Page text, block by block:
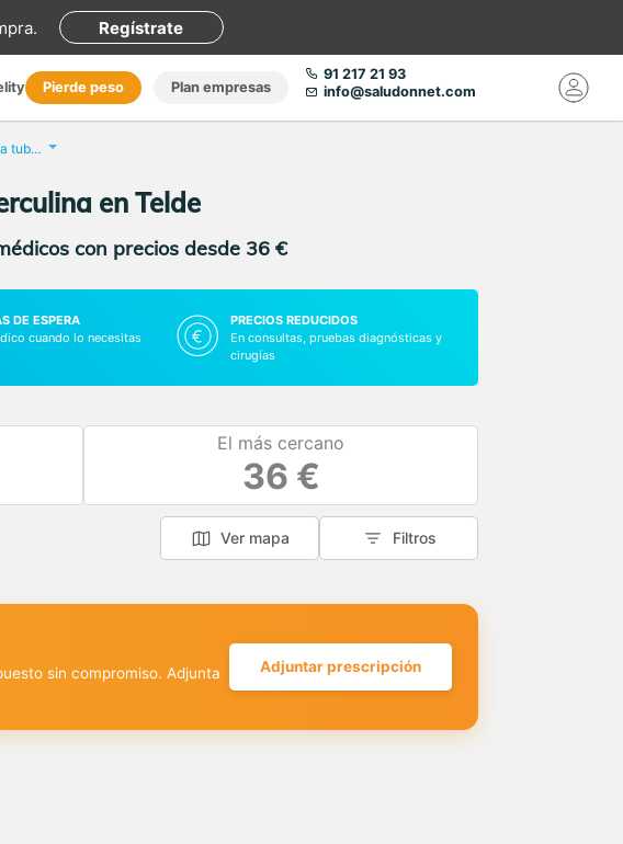
. Regístrate
Pierde peso Plan empresas
91 217 21 93
info@saludonnet.com
Test de Mantoux. Prueba de la tuberculina
en Telde
con precios desde 36 €
DE ESPERA
cuando lo necesitas
PRECIOS REDUCIDOS
En consultas, pruebas diagnósticas y
cirugías
El más cercano
36 €
Ver mapa Filtros
sin compromiso. Adjunta
Adjuntar prescripción